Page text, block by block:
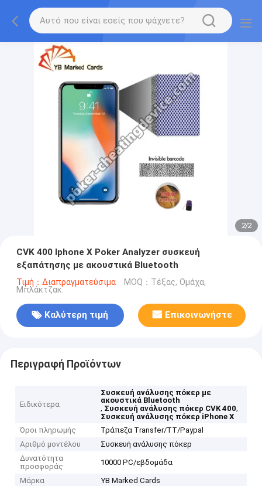
2/2
CVK 400 Iphone X Poker Analyzer συσκευή
εξαπάτησης με ακουστικά Bluetooth
Τιμή：Διαπραγματεύσιμα MOQ：Τέξας, Ομάχα,
Μπλάκτζακ.
Καλύτερη τιμή Επικοινωνήστε
Περιγραφή Προϊόντων
Ειδικότερα
Συσκευή ανάλυσης πόκερ με
ακουστικά Bluetooth
, Συσκευή ανάλυσης πόκερ CVK 400,
Συσκευή ανάλυσης πόκερ iPhone X
Όροι πληρωμής
Τράπεζα Transfer/TT/Paypal
Αριθμό μοντέλου
Συσκευή ανάλυσης πόκερ
Δυνατότητα
προσφοράς
10000 PC/εβδομάδα
Μάρκα
YB Marked Cards